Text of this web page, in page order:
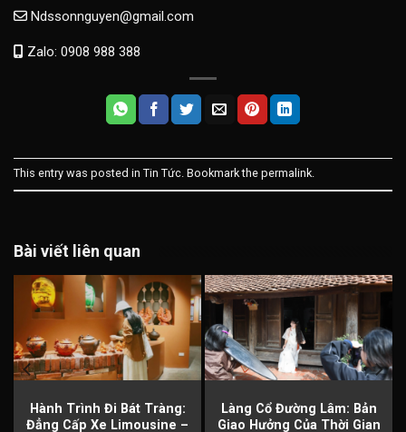
Ndssonnguyen@gmail.com
Zalo: 0908 988 388
This entry was posted in Tin Tức. Bookmark the permalink.
Bài viết liên quan
Hành Trình Đi Bát Tràng:
Đẳng Cấp Xe Limousine –
Làng Cổ Đường Lâm: Bản
Giao Hưởng Của Thời Gian